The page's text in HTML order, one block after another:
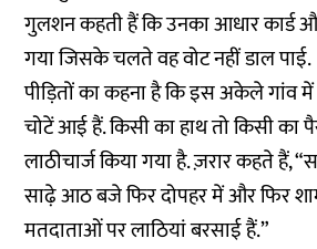
गुलशन कहती हैं कि उनका आधार कार्ड
गया जिसके चलते वह वोट नहीं डाल पाई.
पीड़ितों का कहना है कि इस अकेले गांव
चोटें आई हैं. किसी का हाथ तो किसी का
लाठीचार्ज किया गया है. ज़रार कहते
साढ़े आठ बजे फिर दोपहर में और फिर
मतदाताओं पर लाठियां बरसाई हैं.”